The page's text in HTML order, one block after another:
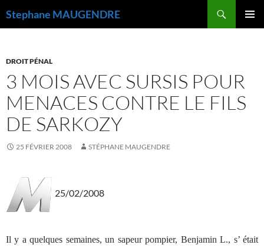
Stephane MAUGENDRE
DROIT PÉNAL
3 MOIS AVEC SURSIS POUR
MENACES CONTRE LE FILS
DE SARKOZY
25 FÉVRIER 2008 STÉPHANE MAUGENDRE
25/02/2008
Il y a quelques semaines, un sapeur pompier, Benjamin L., s’ était